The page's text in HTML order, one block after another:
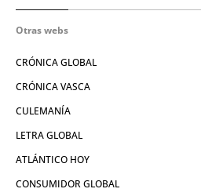
Otras webs
CRÓNICA GLOBAL
CRÓNICA VASCA
CULEMANÍA
LETRA GLOBAL
ATLÁNTICO HOY
CONSUMIDOR GLOBAL